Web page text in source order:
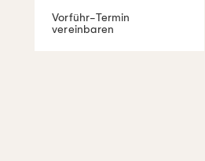
Vorführ-Termin
vereinbaren